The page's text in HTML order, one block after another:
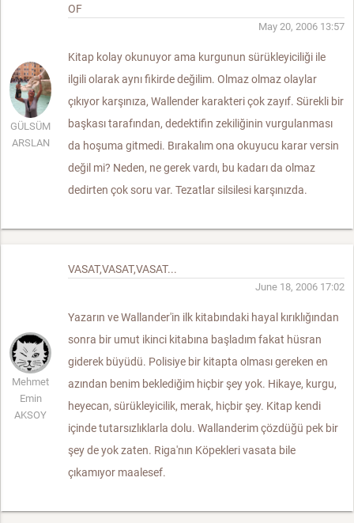
GÜLSÜM
ARSLAN
OF
May 20, 2006 13:57
Kitap kolay okunuyor ama kurgunun sürükleyiciliği ile
ilgili olarak aynı fikirde değilim. Olmaz olmaz olaylar
çıkıyor karşınıza, Wallender karakteri çok zayıf. Sürekli bir
başkası tarafından, dedektifin zekiliğinin vurgulanması
da hoşuma gitmedi. Bırakalım ona okuyucu karar versin
değil mi? Neden, ne gerek vardı, bu kadarı da olmaz
dedirten çok soru var. Tezatlar silsilesi karşınızda.
Mehmet
Emin
AKSOY
VASAT,VASAT,VASAT...
June 18, 2006 17:02
Yazarın ve Wallander'in ilk kitabındaki hayal kırıklığından
sonra bir umut ikinci kitabına başladım fakat hüsran
giderek büyüdü. Polisiye bir kitapta olması gereken en
azından benim beklediğim hiçbir şey yok. Hikaye, kurgu,
heyecan, sürükleyicilik, merak, hiçbir şey. Kitap kendi
içinde tutarsızlıklarla dolu. Wallanderim çözdüğü pek bir
şey de yok zaten. Riga'nın Köpekleri vasata bile
çıkamıyor maalesef.